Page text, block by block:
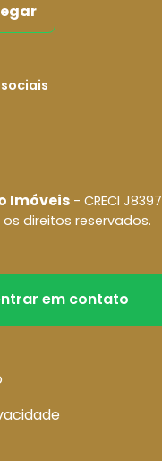
Imóveis - CRECI J8397
direitos reservados.
em contato